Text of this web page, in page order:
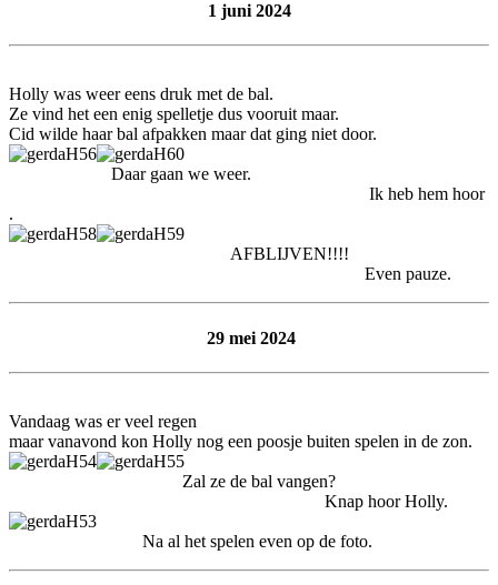
1 juni 2024
Holly was weer eens druk met de bal.
Ze vind het een enig spelletje dus vooruit maar.
Cid wilde haar bal afpakken maar dat ging niet door.
Daar gaan we weer.
Ik heb hem hoor
.
AFBLIJVEN!!!!
Even pauze.
29 mei 2024
Vandaag was er veel regen
maar vanavond kon Holly nog een poosje buiten spelen in de zon.
Zal ze de bal vangen?
Knap hoor Holly.
Na al het spelen even op de foto.